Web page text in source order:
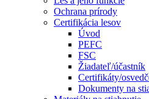
Ochrana prírody
Certifikácia lesov
Úvod
PEFC
FSC
Žiadateľ/účastník
Certifikáty/
Dokumenty na